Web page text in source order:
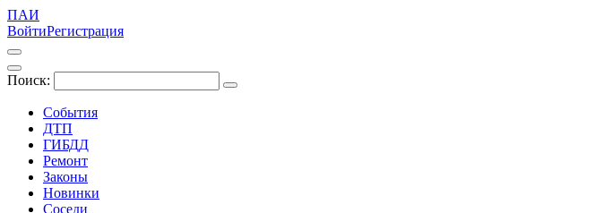
ПАИ
ВойтиРегистрация
Поиск:
События
ДТП
ГИБДД
Ремонт
Законы
Новинки
Соседи